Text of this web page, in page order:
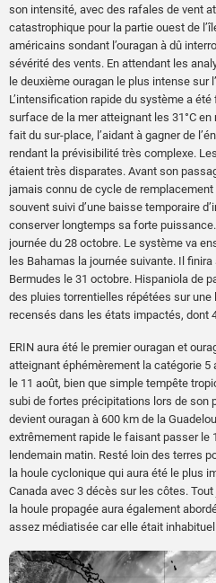
son intensité, avec des rafales de vent
catastrophique pour la partie ouest de
américains sondant l’ouragan à dû
sévérité des vents. En attendant les
le deuxième ouragan le plus intense sur
L’intensification rapide du système a
surface de la mer atteignant les 31°C
fait du sur-place, l’aidant à gagner de
rendant la prévisibilité très complexe.
étaient très disparates. Avant son
jamais connu de cycle de
souvent suivi d’une baisse temporaire
conserver longtemps sa forte
journée du 28 octobre. Le système va
les Bahamas la journée suivante. Il
Bermudes le 31 octobre. Hispaniola de
des pluies torrentielles répétées sur
recensés dans les états impactés, dont
ERIN aura été le premier ouragan et
atteignant éphémèrement la catégorie 5
le 11 août, bien que simple tempête
subi de fortes précipitations lors de son
devient ouragan à 600 km de la
extrêmement rapide le faisant passer le
lendemain matin. Resté loin des terres
la houle cyclonique qui aura été le plus
Canada avec 3 décès sur les côtes.
la houle propagée aura également
assez médiatisée car elle était